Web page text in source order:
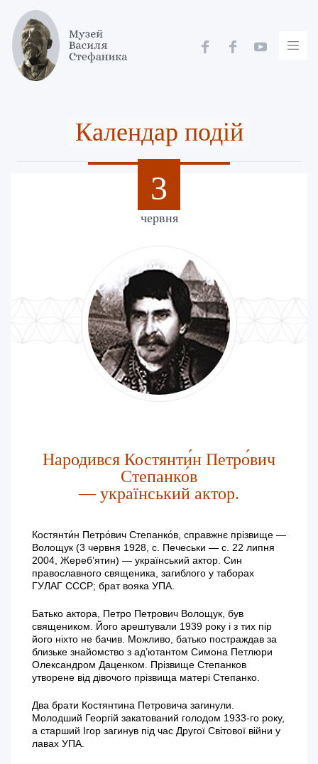
content
Календар подій
3
червня
Народився Костянти́н Петро́вич
Степанко́в
— український актор.
Костянти́н Петро́вич Степанко́в, справжнє прізвище —
Волощук (3 червня 1928, с. Печеськи — с. 22 липня
2004, Жереб’ятин) — український актор. Син
православного священика, загиблого у таборах
ГУЛАГ СССР; брат вояка УПА.
Батько актора, Петро Петрович Волощук, був
священиком. Його арештували 1939 року і з тих пір
його ніхто не бачив. Можливо, батько постраждав за
близьке знайомство з ад’ютантом Симона Петлюри
Олександром Даценком. Прізвище Степанков
утворене від дівочого прізвища матері Степанко.
Два брати Костянтина Петровича загинули.
Молодший Георгій закатований голодом 1933-го року,
а старший Ігор загинув під час Другої Світової війни у
лавах УПА.